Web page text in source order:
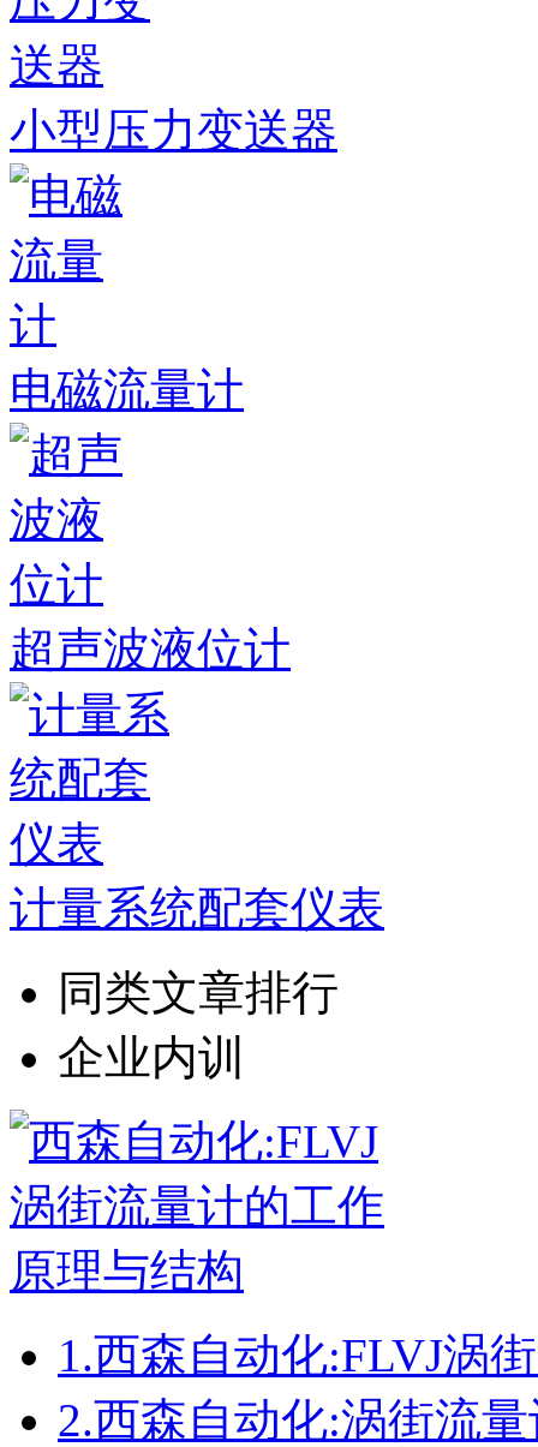
小型压力变送器
电磁流量计
超声波液位计
计量系统配套仪表
同类文章排行
企业内训
1.西森自动化:FLVJ涡
2.西森自动化:涡街流